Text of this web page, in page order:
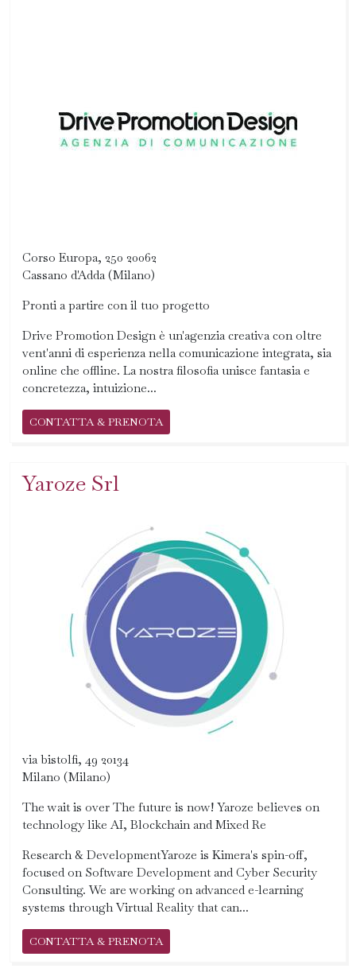
Corso Europa, 250 20062
Cassano d'Adda (Milano)
Pronti a partire con il tuo progetto
Drive Promotion Design è un'agenzia creativa con oltre
vent'anni di esperienza nella comunicazione integrata, sia
online che offline. La nostra filosofia unisce fantasia e
concretezza, intuizione...
CONTATTA & PRENOTA
Yaroze Srl
via bistolfi, 49 20134
Milano (Milano)
The wait is over The future is now! Yaroze believes on
technology like AI, Blockchain and Mixed Re
Research & DevelopmentYaroze is Kimera's spin-off,
focused on Software Development and Cyber Security
Consulting. We are working on advanced e-learning
systems through Virtual Reality that can...
CONTATTA & PRENOTA